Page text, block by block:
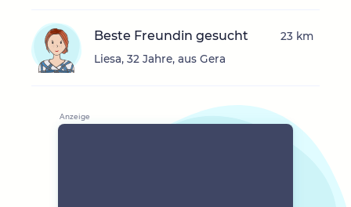
Beste Freundin gesucht
Liesa, 32 Jahre, aus Gera
23 km